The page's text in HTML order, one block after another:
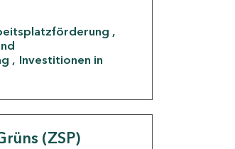
Investitionen in
(ZSP)